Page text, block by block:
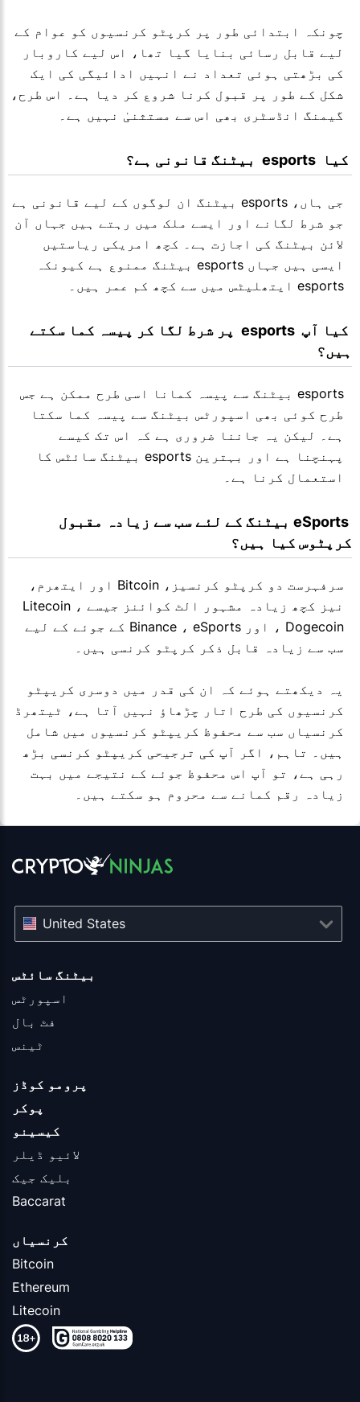
چونکہ ابتدائی طور پر کرپٹو کرنسیوں کو عوام کے
لیے قابل رسائی بنایا گیا تھا، اس لیے کاروبار
کی بڑھتی ہوئی تعداد نے انہیں ادائیگی کی ایک
شکل کے طور پر قبول کرنا شروع کر دیا ہے۔ اس طرح،
گیمنگ انڈسٹری بھی اس سے مستثنیٰ نہیں ہے۔
جی ہاں، esports بیٹنگ ان لوگوں کے لیے قانونی ہے
جو شرط لگانے اور ایسے ملک میں رہتے ہیں جہاں آن
لائن بیٹنگ کی اجازت ہے۔ کچھ امریکی ریاستیں
ایسی ہیں جہاں esports بیٹنگ ممنوع ہے کیونکہ
esports ایتھلیٹس میں سے کچھ کم عمر ہیں۔
ہیں؟
esports بیٹنگ سے پیسہ کمانا اسی طرح ممکن ہے جس
طرح کوئی بھی اسپورٹس بیٹنگ سے پیسہ کما سکتا
ہے۔ لیکن یہ جاننا ضروری ہے کہ اس تک کیسے
پہنچنا ہے اور بہترین esports بیٹنگ سائٹس کا
استعمال کرنا ہے۔
کرپٹوس کیا ہیں؟
سرفہرست دو کرپٹو کرنسیز، Bitcoin اور ایتھرم،
نیز کچھ زیادہ مشہور الٹ کوائنز جیسے Litecoin ،
Dogecoin ، اور Binance ، eSports کے جوئے کے لیے
سب سے زیادہ قابل ذکر کرپٹو کرنسی ہیں۔
یہ دیکھتے ہوئے کہ ان کی قدر میں دوسری کریپٹو
کرنسیوں کی طرح اتار چڑھاؤ نہیں آتا ہے، ٹیتھرڈ
کرنسیاں سب سے محفوظ کریپٹو کرنسیوں میں شامل
ہیں۔ تاہم، اگر آپ کی ترجیحی کریپٹو کرنسی بڑھ
رہی ہے، تو آپ اس محفوظ جوئے کے نتیجے میں بہت
زیادہ رقم کمانے سے محروم ہو سکتے ہیں۔
بیٹنگ سائٹس
اسپورٹس
فٹ بال
ٹینس
پرومو کوڈز
پوکر
کیسینو
لائیو ڈیلر
بلیک جیک
Baccarat
کرنسیاں
Bitcoin
Ethereum
Litecoin
United States